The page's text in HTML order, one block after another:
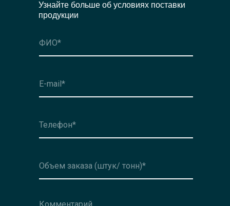
Узнайте больше об условиях поставки
продукции
Оформить заявку